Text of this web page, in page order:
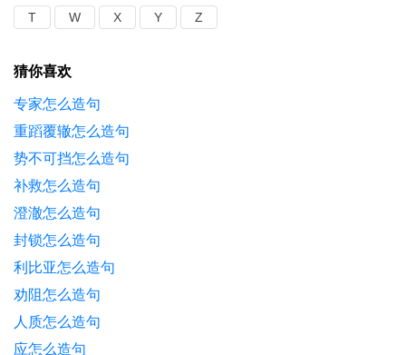
T W X Y Z
猜你喜欢
专家怎么造句
重蹈覆辙怎么造句
势不可挡怎么造句
补救怎么造句
澄澈怎么造句
封锁怎么造句
利比亚怎么造句
劝阻怎么造句
人质怎么造句
应怎么造句